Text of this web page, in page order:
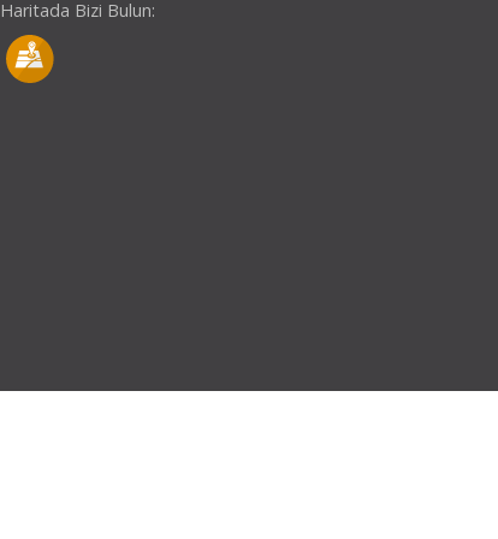
Haritada Bizi Bulun: